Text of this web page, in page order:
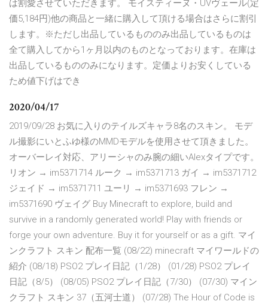
は割愛させていただきます。 モイスティーヌ・UVヴェール(定
価5,184円)他の商品と一緒に購入して頂ける場合はさらに割引
します。※ただし出品しているもののみ出品しているものは
全て購入してから1ヶ月以内のものとなっております。在庫は
出品しているもののみになります。定価よりお安くしている
ため値下げはでき
2020/04/17
2019/09/28 お気に入りのテイルズキャラ8名のスキン。 モデ
ル撮影にいとふゆ様のMMDモデルを使用させて頂きました。
オーバーレイ対応、アリーシャのみ腕の細いAlexタイプです。
リオン → im5371714 ルーク → im5371713 ガイ → im5371712
ジェイド → im5371711 ユーリ → im5371693 フレン →
im5371690 ヴェイグ Buy Minecraft to explore, build and
survive in a randomly generated world! Play with friends or
forge your own adventure. Buy it for yourself or as a gift. マイ
ンクラフト スキン 配布一覧 (08/22) minecraft マイワールドの
紹介 (08/18) PSO2 プレイ日記（1/28） (01/28) PSO2 プレイ
日記（8/5） (08/05) PSO2 プレイ日記（7/30） (07/30) マイン
クラフト スキン 37（五河士道） (07/28) The Hour of Code is